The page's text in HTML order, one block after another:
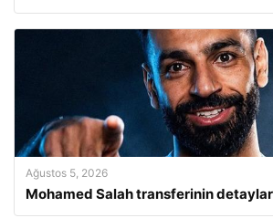
Ağustos 5, 2026
Mohamed Salah transferinin